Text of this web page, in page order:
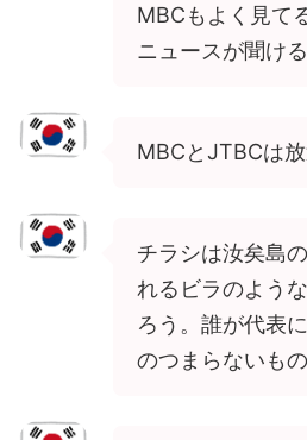
MBCもよく見て
ニュースが聞け
MBCとJTBCは放
チラシは汝矣島
れるビラのよう
ろう。誰が代表
のつまらないも